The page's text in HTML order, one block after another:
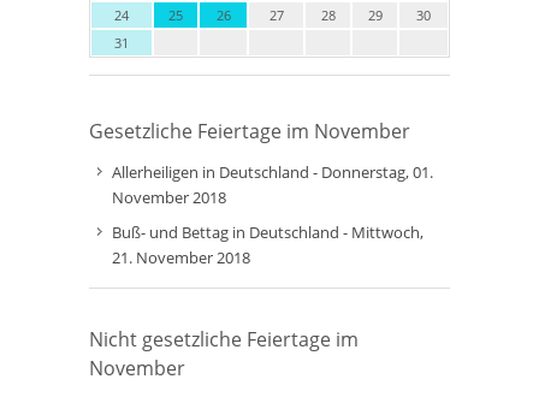
24
25 26 27 28 29
30
31
Gesetzliche Feiertage im November
Allerheiligen in Deutschland - Donnerstag, 01.
November 2018
Buß- und Bettag in Deutschland - Mittwoch,
21. November 2018
Nicht gesetzliche Feiertage im
November